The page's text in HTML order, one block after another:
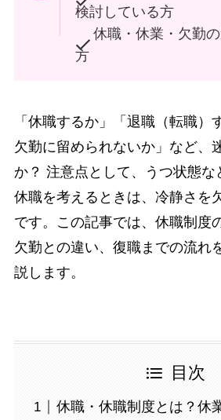
検討している方
休職・休業・欠勤の
方
「休職するか」「退職（転職）
欠勤に留められないか」など、
か？ 注意点として、うつ状態な
休職を考えるときは、冷静さを
です。この記事では、休職制度
欠勤との違い、復職までの流れ
説します。
目次
休職・休職制度とは？休